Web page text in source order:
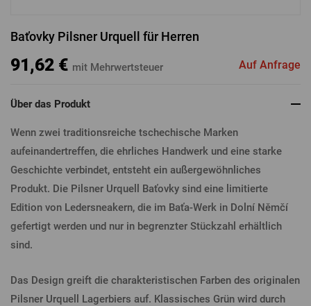
Baťovky Pilsner Urquell für Herren
91,62 € mit Mehrwertsteuer Auf Anfrage
Über das Produkt
Wenn zwei traditionsreiche tschechische Marken
aufeinandertreffen, die ehrliches Handwerk und eine starke
Geschichte verbindet, entsteht ein außergewöhnliches
Produkt. Die Pilsner Urquell Baťovky sind eine limitierte
Edition von Ledersneakern, die im Baťa-Werk in Dolní Němčí
gefertigt werden und nur in begrenzter Stückzahl erhältlich
sind.
Das Design greift die charakteristischen Farben des originalen
Pilsner Urquell Lagerbiers auf. Klassisches Grün wird durch